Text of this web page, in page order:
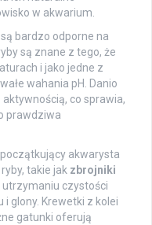
w akwarium.
bardzo odporne na
są znane z tego, że
i jako jedne z
wahania pH. Danio
co sprawia,
prawdziwa
akwarysta
takie jak zbrojniki
utrzymaniu czystości
glony. Krewetki z kolei
gatunki oferują